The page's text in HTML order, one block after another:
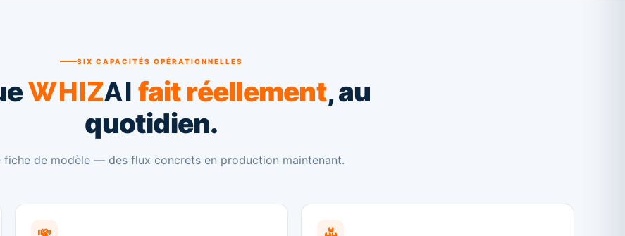
SIX CAPACITÉS OPÉRATIONNELLES
WHIZAI fait réellement, au
quotidien.
fiche de modèle — des flux concrets en production maintenant.